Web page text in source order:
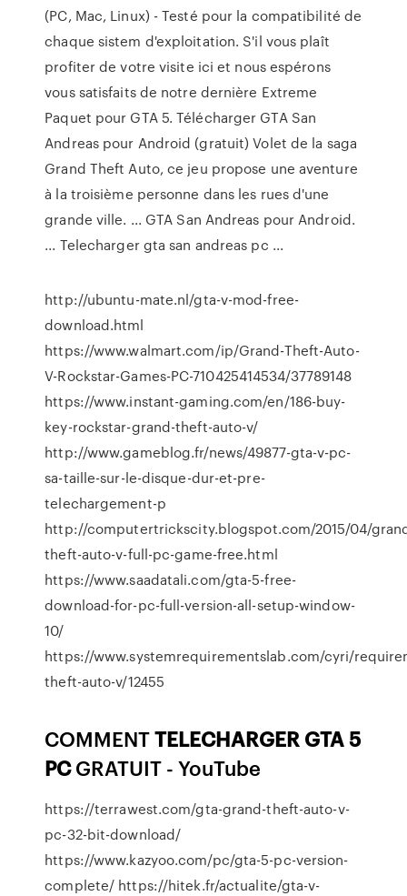
(PC, Mac, Linux) - Testé pour la compatibilité de
chaque sistem d'exploitation. S'il vous plaît
profiter de votre visite ici et nous espérons
vous satisfaits de notre dernière Extreme
Paquet pour GTA 5. Télécharger GTA San
Andreas pour Android (gratuit) Volet de la saga
Grand Theft Auto, ce jeu propose une aventure
à la troisième personne dans les rues d'une
grande ville. ... GTA San Andreas pour Android.
... Telecharger gta san andreas pc ...
http://ubuntu-mate.nl/gta-v-mod-free-
download.html
https://www.walmart.com/ip/Grand-Theft-Auto-
V-Rockstar-Games-PC-710425414534/37789148
https://www.instant-gaming.com/en/186-buy-
key-rockstar-grand-theft-auto-v/
http://www.gameblog.fr/news/49877-gta-v-pc-
sa-taille-sur-le-disque-dur-et-pre-
telechargement-p
http://computertrickscity.blogspot.com/2015/04/
theft-auto-v-full-pc-game-free.html
https://www.saadatali.com/gta-5-free-
download-for-pc-full-version-all-setup-window-
10/
https://www.systemrequirementslab.com/cyri/
theft-auto-v/12455
COMMENTTELECHARGER GTA5
PCGRATUIT - YouTube
https://terrawest.com/gta-grand-theft-auto-v-
pc-32-bit-download/
https://www.kazyoo.com/pc/gta-5-pc-version-
complete/ https://hitek.fr/actualite/gta-v-